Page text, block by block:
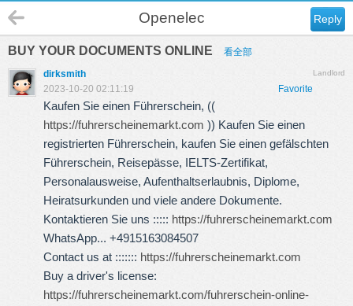
Reply
Openelec
BUY YOUR DOCUMENTS ONLINE 看全部
Landlord
dirksmith
Favorite
2023-10-20 02:11:19
Kaufen Sie einen Führerschein, ((
https://fuhrerscheinemarkt.com )) Kaufen Sie einen
registrierten Führerschein, kaufen Sie einen gefälschten
Führerschein, Reisepässe, IELTS-Zertifikat,
Personalausweise, Aufenthaltserlaubnis, Diplome,
Heiratsurkunden und viele andere Dokumente.
Kontaktieren Sie uns ::::: https://fuhrerscheinemarkt.com
WhatsApp... +4915163084507
Contact us at ::::::: https://fuhrerscheinemarkt.com
Buy a driver's license:
https://fuhrerscheinemarkt.com/fuhrerschein-online-